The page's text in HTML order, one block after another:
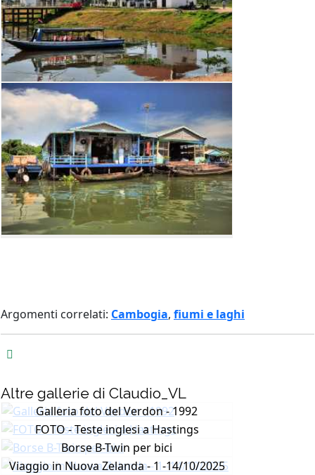
Argomenti correlati: Cambogia, fiumi e laghi
Altre gallerie di Claudio_VL
Galleria foto del Verdon - 1992
FOTO - Teste inglesi a Hastings
Borse B-Twin per bici
Viaggio in Nuova Zelanda - 1 -14/10/2025